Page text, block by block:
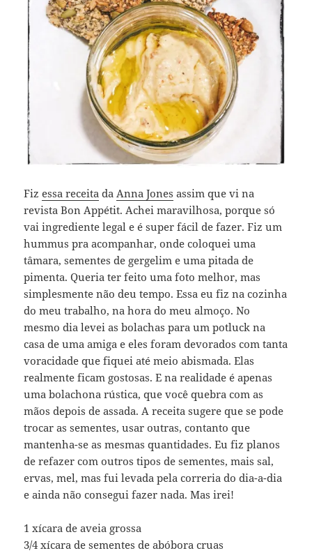
Fizessa receita daAnna Jones assim que vi na
revista Bon Appétit. Achei maravilhosa, porque só
vai ingrediente legal e é super fácil de fazer. Fiz um
hummus pra acompanhar, onde coloquei uma
tâmara, sementes de gergelim e uma pitada de
pimenta. Queria ter feito uma foto melhor, mas
simplesmente não deu tempo. Essa eu fiz na cozinha
do meu trabalho, na hora do meu almoço. No
mesmo dia levei as bolachas para um potluck na
casa de uma amiga e eles foram devorados com tanta
voracidade que fiquei até meio abismada. Elas
realmente ficam gostosas. E na realidade é apenas
uma bolachona rústica, que você quebra com as
mãos depois de assada. A receita sugere que se pode
trocar as sementes, usar outras, contanto que
mantenha-se as mesmas quantidades. Eu fiz planos
de refazer com outros tipos de sementes, mais sal,
ervas, mel, mas fui levada pela correria do dia-a-dia
e ainda não consegui fazer nada. Mas irei!
1 xícara de aveia grossa
3/4 xícara de sementes de abóbora cruas